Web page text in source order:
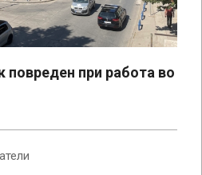
повреден при работа во